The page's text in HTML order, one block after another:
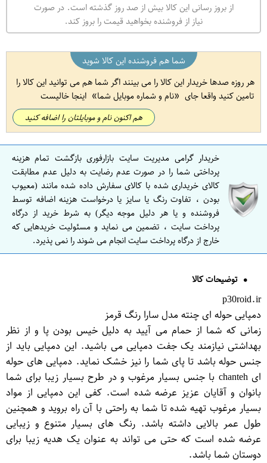
از بروز رسانی این کالا بیش از صد روز گذشته است. در صورت
نیاز از فروشنده بخواهید قیمت را بروز کند.
شما هم فروشنده این کالا شوید
هر روزه صدها خریدار این کالا را می بینند اگر شما هم می توانید این کالا را
تامین کنید واقعا جای
نام و شماره موبایل شما اینجا خالیست
هم اکنون نام و موبایلتان را اضافه کنید
خریدار گرامی مدیریت سایت بازارفوری بازگشت تمام هزینه
پرداختی شما را در صورت عدم رضایت به دلیل عدم مطابقت
کالای خریداری شده با کالای سفارش داده شده مانند (معیوب
بودن ، تفاوت رنگ یا سایز یا درخواست هزینه اضافه توسط
فروشنده و یا هر دلیل موجه دیگر) به شرط خرید از درگاه
پرداخت سایت ، تضمین می نماید و مسئولیت خریدهایی که
خارج از درگاه پرداخت سایت انجام می شوند را نمی پذیرد.
توضیحات کالا
p30roid.ir
دمپایی حوله ای چنته مدل سارا رنگ قرمز
زمانی که شما از حمام می آیید به دلیل خیس بودن پا و از نظر
بهداشتی نیازمند یک جفت دمپایی می باشید. این دمپایی باید از
جنس حوله باشد تا پای شما را نیز خشک نماید. دمپایی های حوله
ای chanteh با جنس بسیار مرغوب و در طرح بسیار زیبا برای شما
بانوان و آقایان عزیز عرضه شده است. کفی این دمپایی از مواد
بسیار مرغوب تهیه شده تا شما به راحتی با آن راه بروید و همچنین
طول عمر بالایی داشته باشد. رنگ های بسیار متنوع و زیبایی
عرضه شده است که حتی می تواند به عنوان یک هدیه زیبا برای
دوستان شما باشد.